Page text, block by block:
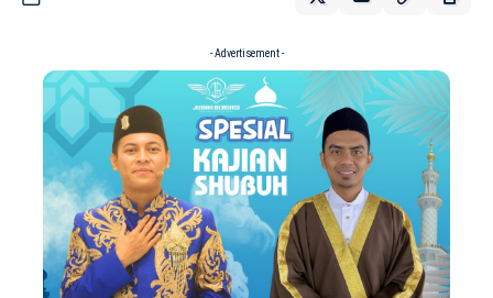
- Advertisement -